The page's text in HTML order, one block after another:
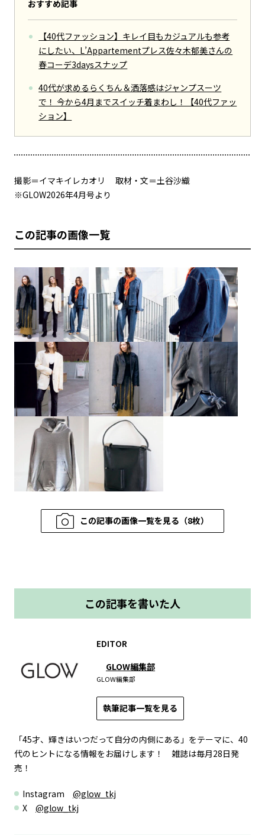
おすすめ記事
【40代ファッション】キレイ目もカジュアルも参考
にしたい、L’Appartementプレス佐々木郁美さんの
春コーデ3daysスナップ
40代が求めるらくちん＆洒落感はジャンプスーツ
で！ 今から4月までスイッチ着まわし！【40代ファッ
ション】
撮影＝イマキイレカオリ 取材・文＝土谷沙織
※GLOW2026年4月号より
この記事の画像一覧
この記事の画像一覧を見る（8枚）
この記事を書いた人
EDITOR
GLOW編集部
GLOW編集部
執筆記事一覧を見る
「45才、輝きはいつだって自分の内側にある」をテーマに、40
代のヒントになる情報をお届けします！ 雑誌は毎月28日発
売！
Instagram @glow_tkj
X @glow_tkj